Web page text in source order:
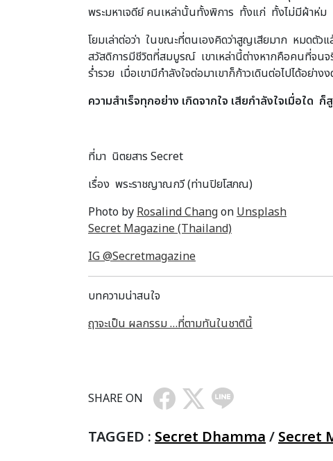
พระมหาเจดีย์ คนเหล่านั้นทั้งพิการ ทั้งแก่ ทั้งไม่มีผ้าห่ม
โยมเล่าต่อว่า ในขณะที่ตนเองคิดว่าสูญเสียมาก หมด
สวัสดิการมีชีวิตที่สมบูรณ์ เขาเหล่านี้ต่างหากคือคนที่จนจ
ร่ำรวย เมื่อเขามีกำลังใจต่อมาเขาก็ก้าวเดินต่อไปได้อย่าง
ความสำเร็จทุกอย่าง เกิดจากใจ เสียกำลังใจเมื่อใด
ที่มา นิตยสาร Secret
เรื่อง พระราชญาณกวี (ท่านปิยโสภณ)
Photo byRosalind ChangonUnsplash
Secret Magazine (Thailand)
IG @Secretmagazine
บทความน่าสนใจ
ฤาจะเป็น ผลกรรม …ที่ตามทันในชาตินี้
SHARE ON
TAGGED : Secret Dhamma/Secret